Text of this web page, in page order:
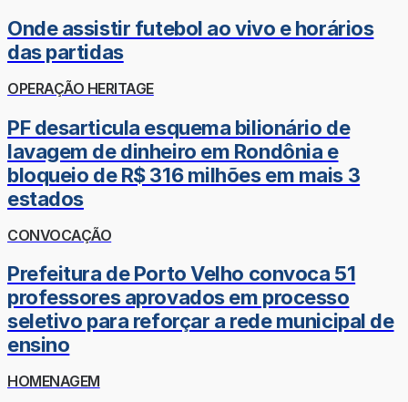
Onde assistir futebol ao vivo e horários
das partidas
OPERAÇÃO HERITAGE
PF desarticula esquema bilionário de
lavagem de dinheiro em Rondônia e
bloqueio de R$ 316 milhões em mais 3
estados
CONVOCAÇÃO
Prefeitura de Porto Velho convoca 51
professores aprovados em processo
seletivo para reforçar a rede municipal de
ensino
HOMENAGEM